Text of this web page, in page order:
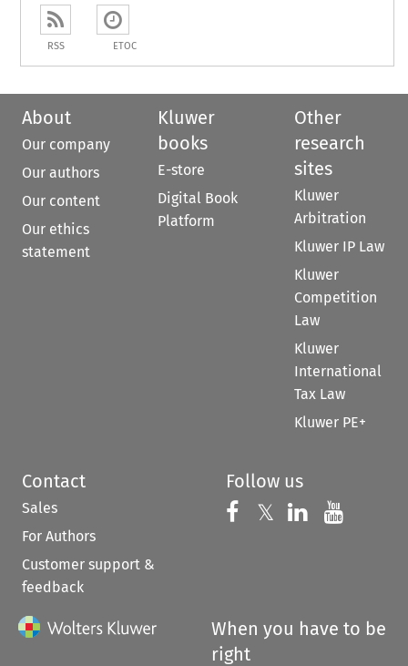
RSS ETOC
About
Our company
Our authors
Our content
Our ethics
statement
Kluwer
books
E-store
Digital Book
Platform
Other
research
sites
Kluwer
Arbitration
Kluwer IP Law
Kluwer
Competition
Law
Kluwer
International
Tax Law
Kluwer PE+
Contact
Sales
For Authors
Customer support &
feedback
Follow us
Follow us on
𝕏 Follow us on
Follow us
When you have to be
right